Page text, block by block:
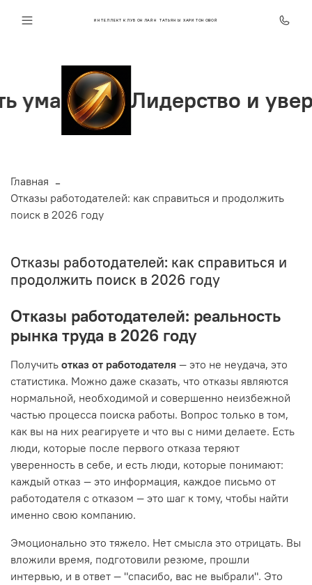
ИНТЕЛЛЕКТ КЛУБ ОНЛАЙН ТАТЬЯНЫ ХАРИТОНОВОЙ
Лидерство и уверенность
Главная
Отказы работодателей: как справиться и продолжить
поиск в 2026 году
Отказы работодателей: как справиться и
продолжить поиск в 2026 году
Отказы работодателей: реальность
рынка труда в 2026 году
Получить отказ от работодателя — это не неудача, это
статистика. Можно даже сказать, что отказы являются
нормальной, необходимой и совершенно неизбежной
частью процесса поиска работы. Вопрос только в том,
как вы на них реагируете и что вы с ними делаете. Есть
люди, которые после первого отказа теряют
уверенность в себе, и есть люди, которые понимают:
каждый отказ — это информация, каждое письмо от
работодателя с отказом — это шаг к тому, чтобы найти
именно свою компанию.
Эмоционально это тяжело. Нет смысла это отрицать. Вы
вложили время, подготовили резюме, прошли
интервью, и в ответ — "спасибо, вас не выбрали". Это